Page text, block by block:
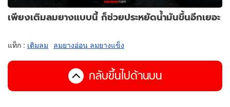
เพียงเติมลมยางแบบนี้ ก็ช่วยประหยัดน้ำมันขึ้นอีกเยอะ
แท็ก : เติมลม ลมยางอ่อน ลมยางแข็ง
กลับขึ้นไปด้านบน